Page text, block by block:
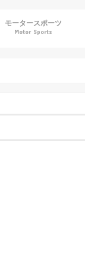
モータースポーツ
Motor Sports